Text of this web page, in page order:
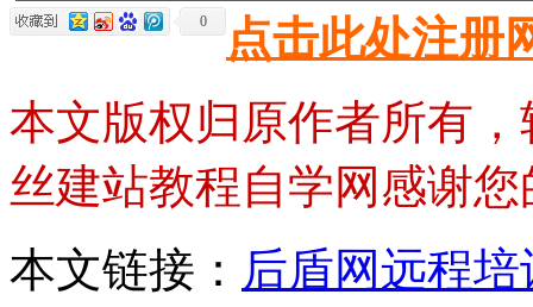
点击此处注册
0
本文版权归原作者所有
丝建站教程自学网感谢
本文链接： 后盾网远程